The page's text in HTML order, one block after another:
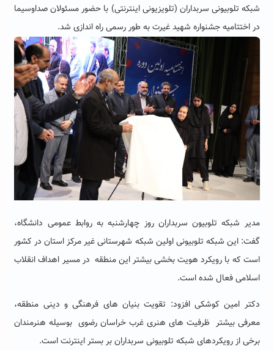
شبکه تلوبیونی سربداران (تلویزیونی اینترنتی) با حضور مسئولان صداوسیما
در اختتامیه جشنواره شهید غیرت به طور رسمی راه اندازی شد.
مدیر شبکه تلوبیون سربداران روز چهارشنبه به روابط عمومی دانشگاه،
گفت: این شبکه تلوبیونی اولین شبکه شهرستانی غیر مرکز استان در کشور
است که با رویکرد هویت بخشی بیشتر این منطقه در مسیر اهداف انقلاب
اسلامی فعال شده است.
دکتر امین کوشکی افزود: تقویت بنیان های فرهنگی و دینی منطقه،
معرفی بیشتر ظرفیت های هنری غرب خراسان رضوی بوسیله هنرمندان
برخی از رویکردهای شبکه تلوبیونی سربداران بر بستر اینترنت است.